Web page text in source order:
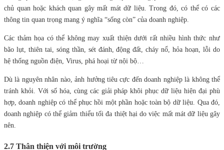
chủ quan hoặc khách quan gây mất mát dữ liệu. Trong đó, có thể có các
thông tin quan trọng mang ý nghĩa “sống còn” của doanh nghiệp.
Các thảm họa có thể không may xuất thiện dưới rất nhiều hình thức như
bão lụt, thiên tai, sóng thần, sét đánh, động đất, cháy nổ, hỏa hoạn, lỗi do
hệ thống nguồn điện, Virus, phá hoại từ nội bộ…
Dù là nguyên nhân nào, ảnh hưởng tiêu cực đến doanh nghiệp là không thể
tránh khỏi. Với số hóa, cùng các giải pháp khôi phục dữ liệu hiện đại phù
hợp, doanh nghiệp có thể phục hồi một phần hoặc toàn bộ dữ liệu. Qua đó,
doanh nghiệp có thể giảm thiểu tối đa thiệt hại do việc mất mát dữ liệu gây
nên.
2.7 Thân thiện với môi trường